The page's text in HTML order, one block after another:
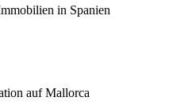
in Spanien
auf Mallorca